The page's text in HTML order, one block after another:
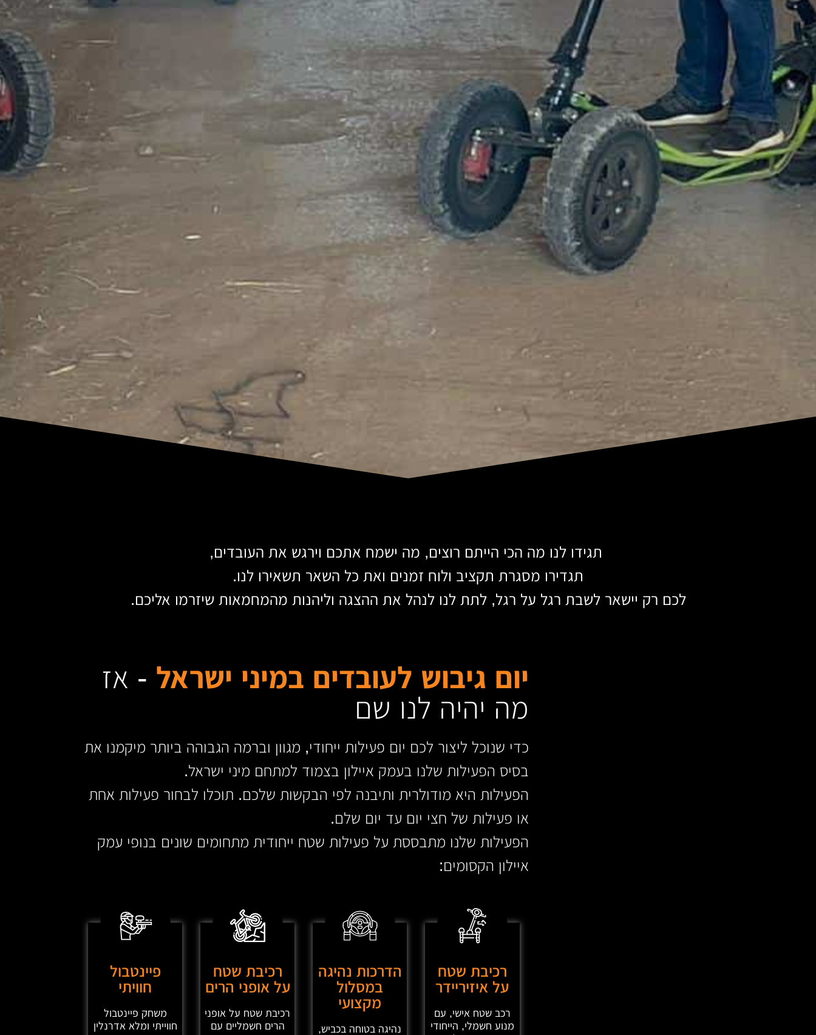
תגידו לנו מה הכי הייתם רוצים, מה ישמח אתכם וירגש את העובדים,
תגדירו מסגרת תקציב ולוח זמנים ואת כל השאר תשאירו לנו.
לכם רק יישאר לשבת רגל על רגל, לתת לנו לנהל את ההצגה וליהנות מהמחמאות שיזרמו אליכם.
יום גיבוש לעובדים במיני ישראל - אז
מה יהיה לנו שם
כדי שנוכל ליצור לכם יום פעילות ייחודי, מגוון וברמה הגבוהה ביותר מיקמנו את
בסיס הפעילות שלנו בעמק איילון בצמוד למתחם מיני ישראל.
הפעילות היא מודולרית ותיבנה לפי הבקשות שלכם. תוכלו לבחור פעילות אחת
או פעילות של חצי יום עד יום שלם.
הפעילות שלנו מתבססת על פעילות שטח ייחודית מתחומים שונים בנופי עמק
איילון הקסומים:
רכיבת שטח
על איזיריידר
רכב שטח אישי, עם
מנוע חשמלי, הייחודי
הדרכות נהיגה
במסלול
מקצועי
נהיגה בטוחה בכביש,
רכיבת שטח
על אופני הרים
רכיבת שטח על אופני
הרים חשמליים עם
פיינטבול
חוויתי
משחק פיינטבול
חווייתי ומלא אדרנלין